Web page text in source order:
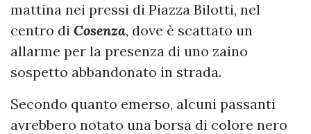
mattina nei pressi di Piazza Bilotti, nel
centro di Cosenza, dove è scattato un
allarme per la presenza di uno zaino
sospetto abbandonato in strada.
Secondo quanto emerso, alcuni passanti
avrebbero notato una borsa di colore nero